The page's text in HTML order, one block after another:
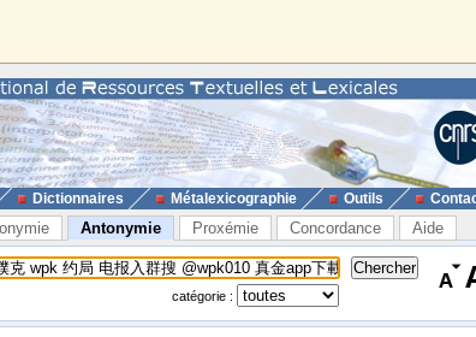
Dictionnaires Métalexicographie Outils
Antonymie Proxémie Concordance Aide
catégorie :